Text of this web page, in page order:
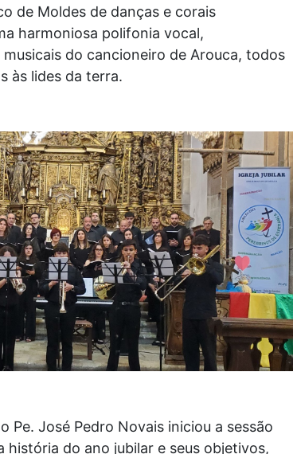
de Moldes de danças e corais
harmoniosa polifonia vocal,
do cancioneiro de Arouca, todos
às lides da terra.
Pe. José Pedro Novais iniciou a sessão
história do ano jubilar e seus objetivos,